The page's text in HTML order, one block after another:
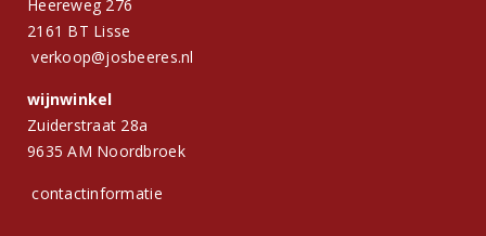
Heereweg 276
2161 BT Lisse
verkoop@josbeeres.nl
wijnwinkel
Zuiderstraat 28a
9635 AM Noordbroek
contactinformatie